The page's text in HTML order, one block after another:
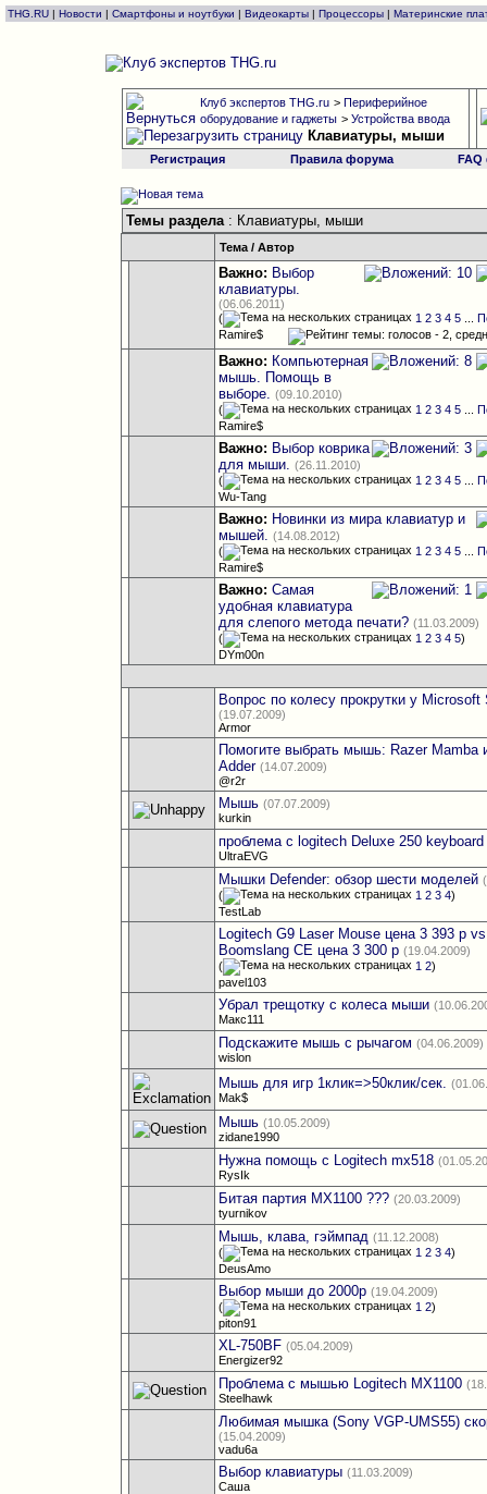
THG.RU | Новости | Смартфоны и ноутбуки | Видеокарты | Процессоры | Материнские
Клуб экспертов THG.ru > Периферийное
оборудование и гаджеты > Устройства ввода
Клавиатуры, мыши
Регистрация Правила форума
Темы раздела: Клавиатуры, мыши
Тема /Автор
Важно: Выбор
клавиатуры.
(06.06.2011)
(
1 2 3 4 5 ...
Ramire$
Важно: Компьютерная
мышь. Помощь в
выборе. (09.10.2010)
(
1 2 3 4 5 ...
Ramire$
Важно: Выбор коврика
для мыши. (26.11.2010)
(
1 2 3 4 5 ...
Wu-Tang
Важно: Новинки из мира клавиатур и
мышей. (14.08.2012)
(
1 2 3 4 5 ...
Ramire$
Важно: Самая
удобная клавиатура
для слепого метода печати? (11.03.2009)
(
1 2 3 4 5)
DYm00n
Вопрос по колесу прокрутки у Microsoft
(19.07.2009)
Armor
Помогите выбрать мышь: Razer Mamba
Adder (14.07.2009)
@r2r
Мышь (07.07.2009)
kurkin
проблема с logitech Deluxe 250 keyboard
UltraEVG
Мышки Defender: обзор шести моделей
(
1 2 3 4)
TestLab
Logitech G9 Laser Mouse цена 3 393 р
Boomslang CE цена 3 300 р (19.04.2009)
(
1 2)
pavel103
Убрал трещотку с колеса мыши
Макс111
Подскажите мышь с рычагом (04.06.2009)
wislon
Мышь для игр 1клик=>50клик/сек.
Mak$
Мышь (10.05.2009)
zidane1990
Нужна помощь с Logitech mx518
RysIk
Битая партия MX1100 ??? (20.03.2009)
tyurnikov
Мышь, клава, гэймпад (11.12.2008)
(
1 2 3 4)
DeusAmo
Выбор мыши до 2000р (19.04.2009)
(
1 2)
piton91
XL-750BF (05.04.2009)
Energizer92
Проблема с мышью Logitech MX1100
Steelhawk
Любимая мышка (Sony VGP-UMS55)
(15.04.2009)
vadu6a
Выбор клавиатуры (11.03.2009)
Cаша